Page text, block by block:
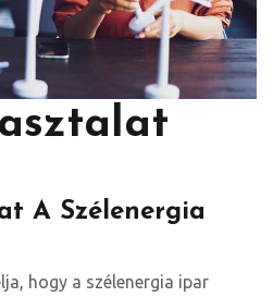
A Szélenergia
hogy a szélenergia ipar